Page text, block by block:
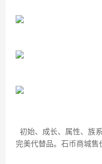
初始、成长、属性、族
完美代替品。石币商城售